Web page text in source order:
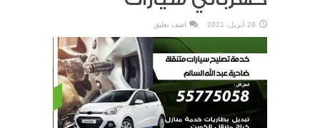
26 أبريل، 2021 اضف تعليق